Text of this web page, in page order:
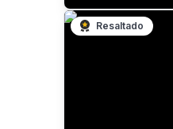
Resaltado